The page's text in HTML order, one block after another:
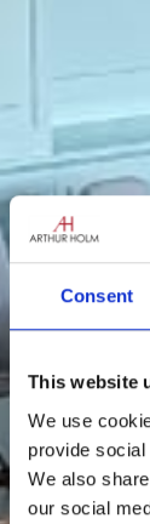
Consent
This website
We use
provide
We also
our social